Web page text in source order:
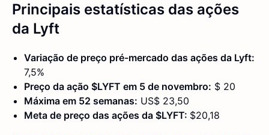
Principais estatísticas das ações
da Lyft
Variação de preço pré-mercado das ações da Lyft:
7,5%
Preço da ação $LYFT em 5 de novembro: $ 20
Máxima em 52 semanas: US$ 23,50
Meta de preço das ações da $LYFT: $20,18